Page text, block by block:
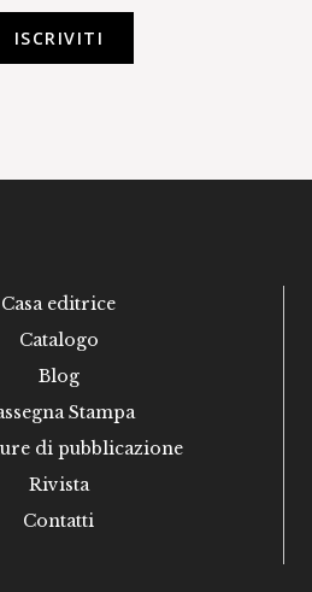
ISCRIVITI
Casa editrice
Catalogo
Blog
Stampa
di pubblicazione
Rivista
Contatti